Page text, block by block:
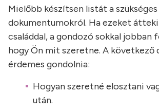
Mielőbb készítsen listát a szükséges
dokumentumokról. Ha ezeket
családdal, a gondozó sokkal jobban
hogy Ön mit szeretne. A következő
érdemes gondolnia:
Hogyan szeretné elosztani
után.